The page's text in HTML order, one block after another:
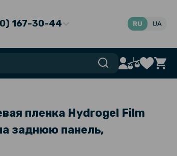
167-30-44 RU UA
пленка Hydrogel Film
заднюю панель,